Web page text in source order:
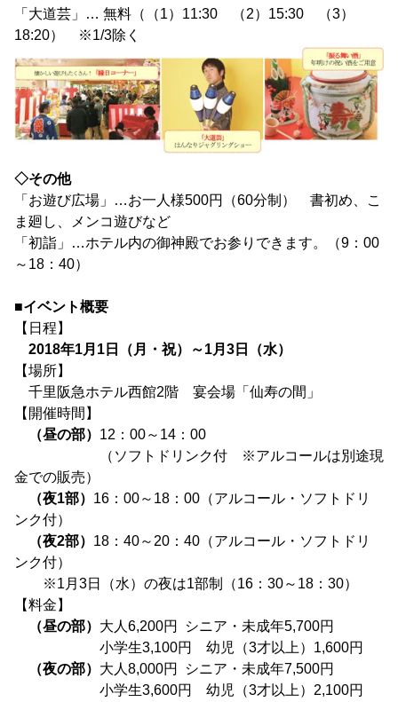
「大道芸」… 無料（（1）11:30 （2）15:30 （3）
18:20） ※1/3除く
◇その他
「お遊び広場」…お一人様500円（60分制） 書初め、こ
ま廻し、メンコ遊びなど
「初詣」…ホテル内の御神殿でお参りできます。（9：00
～18：40）
■イベント概要
【日程】
2018年1月1日（月・祝）～1月3日（水）
【場所】
千里阪急ホテル西館2階 宴会場「仙寿の間」
【開催時間】
（昼の部） 12：00～14：00
（ソフトドリンク付 ※アルコールは別途現
金での販売）
（夜1部） 16：00～18：00（アルコール・ソフトドリ
ンク付）
（夜2部） 18：40～20：40（アルコール・ソフトドリ
ンク付）
※1月3日（水）の夜は1部制（16：30～18：30）
【料金】
（昼の部） 大人6,200円 シニア・未成年5,700円
小学生3,100円 幼児（3才以上）1,600円
（夜の部） 大人8,000円 シニア・未成年7,500円
小学生3,600円 幼児（3才以上）2,100円